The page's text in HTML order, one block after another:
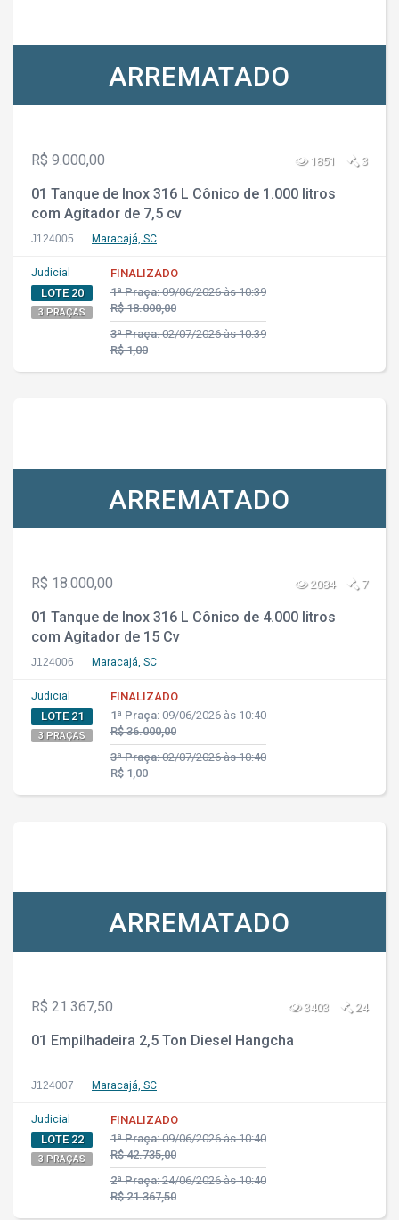
ARREMATADO
R$ 9.000,00 1851 3
01 Tanque de Inox 316 L Cônico de 1.000 litros
com Agitador de 7,5 cv
J124005 Maracajá, SC
Judicial
LOTE 20
3 PRAÇAS
FINALIZADO
1ª Praça:09/06/2026 às 10:39
R$ 18.000,00
3ª Praça:02/07/2026 às 10:39
R$ 1,00
ARREMATADO
R$ 18.000,00 2084 7
01 Tanque de Inox 316 L Cônico de 4.000 litros
com Agitador de 15 Cv
J124006 Maracajá, SC
Judicial
LOTE 21
3 PRAÇAS
FINALIZADO
1ª Praça:09/06/2026 às 10:40
R$ 36.000,00
3ª Praça:02/07/2026 às 10:40
R$ 1,00
ARREMATADO
R$ 21.367,50 3403 24
01 Empilhadeira 2,5 Ton Diesel Hangcha
J124007 Maracajá, SC
Judicial
LOTE 22
3 PRAÇAS
FINALIZADO
1ª Praça:09/06/2026 às 10:40
R$ 42.735,00
2ª Praça:24/06/2026 às 10:40
R$ 21.367,50